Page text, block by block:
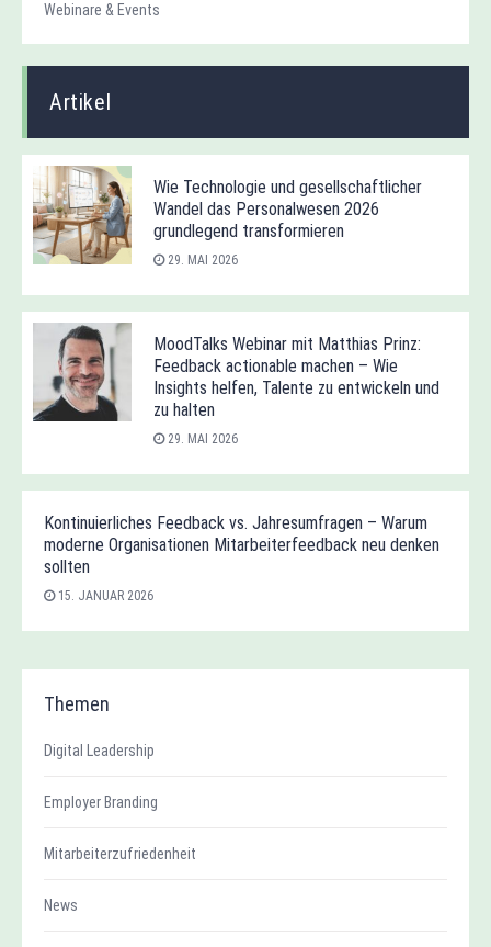
Webinare & Events
Artikel
Wie Technologie und gesellschaftlicher
Wandel das Personalwesen 2026
grundlegend transformieren
29. MAI 2026
MoodTalks Webinar mit Matthias Prinz:
Feedback actionable machen – Wie
Insights helfen, Talente zu entwickeln und
zu halten
29. MAI 2026
Kontinuierliches Feedback vs. Jahresumfragen – Warum
moderne Organisationen Mitarbeiterfeedback neu denken
sollten
15. JANUAR 2026
Themen
Digital Leadership
Employer Branding
Mitarbeiterzufriedenheit
News